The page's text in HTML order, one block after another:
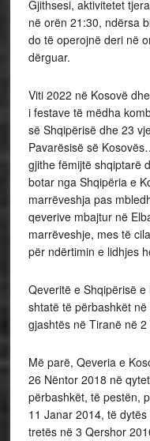
Gjithsesi, aktivitetet
në orën 21:30, ndërsa
do të operojnë deri në
dërguar.
Viti 2022 në Kosovë
i festave të mëdha
së Shqipërisë dhe 23
Pavarësisë së
gjithe fëmijtë shqiptarë
botar nga Shqipëria e
marrëveshja pas
qeverive mbajtur në
marrëveshje, mes të
për ndërtimin e lidhjes
Qeveritë e Shqipërisë
shtatë të përbashkët
gjashtës në Tiranë në
Më parë, Qeveria e
26 Nëntor 2018 në
përbashkët, të pestën,
11 Janar 2014, të
tretës në 3 Qershor